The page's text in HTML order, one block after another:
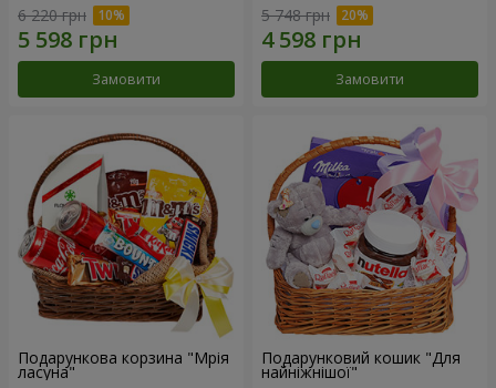
6 220 грн
Замовити
5 748 грн
Замовити
Подарункова корзина "Мрія
ласуна"
Подарунковий кошик "Для
найніжнішої"